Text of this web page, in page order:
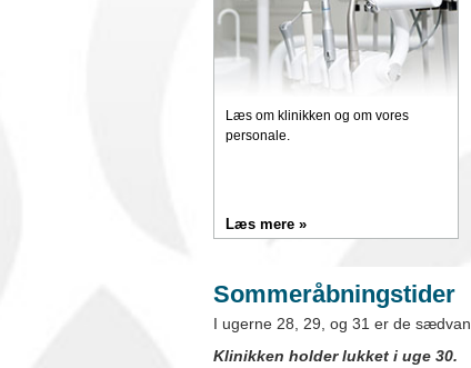
Læs om klinikken og om vores
personale.
Læs mere »
Sommeråbningstider
I ugerne 28, 29, og 31 er de
Klinikken holder lukket i uge 30.